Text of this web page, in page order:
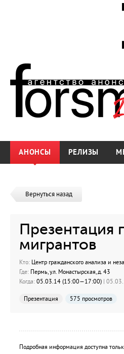
АНОНСЫ РЕЛИЗЫ
Вернуться назад
Презентация
мигрантов
Кто: Центр гражданского анализа и
Где: Пермь, ул. Монастырская, д. 43
Когда: 05.03.14 (15:00—17:00) |
Презентация 575 просмотров
Подробная информация доступна